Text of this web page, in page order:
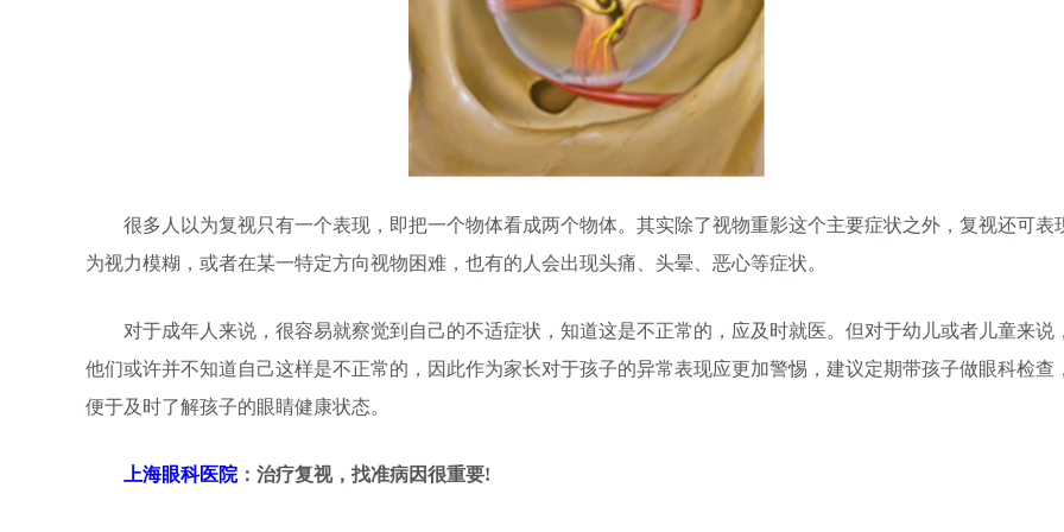
很多人以为复视只有一个表现，即把一个物体看成两个物体。其实除了视物重影这个主要症状之外，复视还可表
为视力模糊，或者在某一特定方向视物困难，也有的人会出现头痛、头晕、恶心等症状。
对于成年人来说，很容易就察觉到自己的不适症状，知道这是不正常的，应及时就医。但对于幼儿或者儿童来说，
他们或许并不知道自己这样是不正常的，因此作为家长对于孩子的异常表现应更加警惕，建议定期带孩子做眼科检查，
便于及时了解孩子的眼睛健康状态。
上海眼科医院：治疗复视，找准病因很重要!